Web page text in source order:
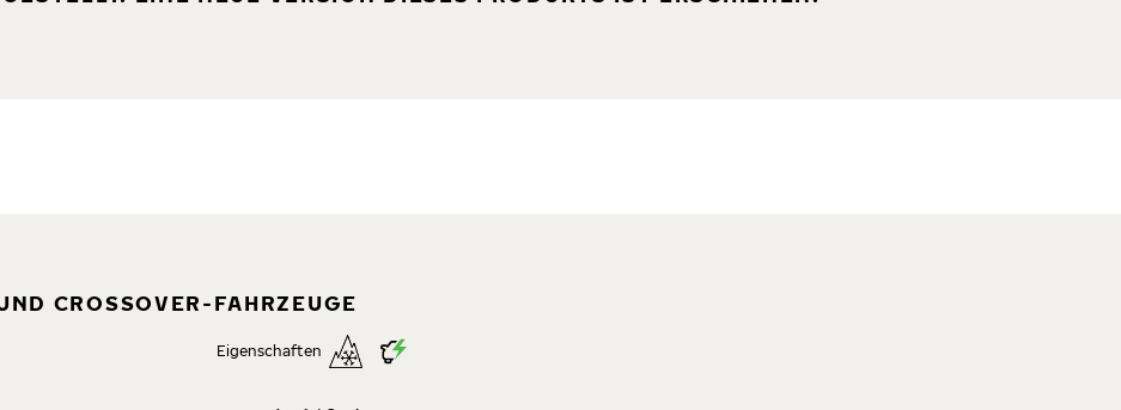
CROSSOVER-FAHRZEUGE
Eigenschaften